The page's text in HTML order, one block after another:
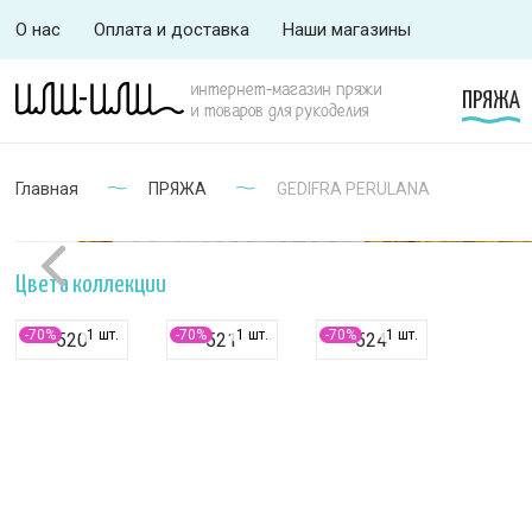
О нас Оплата и доставка Наши магазины
интернет-магазин пряжи
и товаров для рукоделия
ПРЯЖА
Главная ПРЯЖА GEDIFRA PERULANA
Цвета коллекции
1 шт.
-70%520 1 шт.
-70%521 1 шт.
-70%524